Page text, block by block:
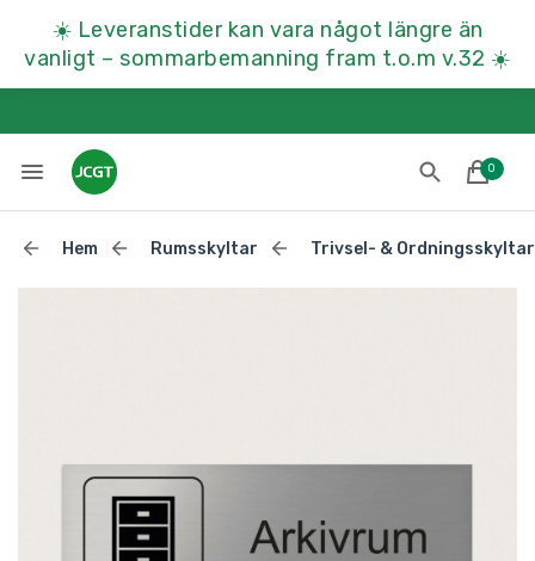
☀️ Leveranstider kan vara något längre än
vanligt – sommarbemanning fram t.o.m v.32 ☀️
0
Hem Rumsskyltar Trivsel- & Ordningsskyltar